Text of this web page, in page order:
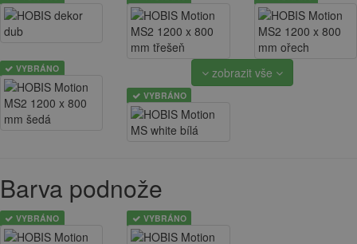
VYBRÁNO zobrazit vše
VYBRÁNO
Barva podnože
VYBRÁNO VYBRÁNO